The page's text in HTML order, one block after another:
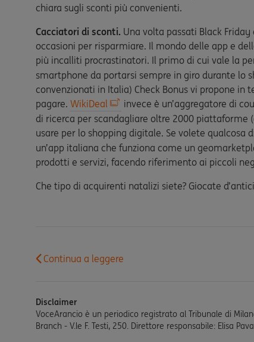
chiara sugli sconti più convenienti.
Cacciatori di sconti. Una volta passati Black
occasioni per risparmiare. Il mondo delle app e
più incalliti procrastinatori. Il primo di cui vale la
smartphone da portarsi sempre in giro durante lo
convenzionati in Italia) Check Bonus vi propone
pagare. WikiDeal
invece è un’aggregatore di
di ricerca per scandagliare oltre 2000 piattaforme
usare per lo shopping digitale. Se volete
un’app italiana che funziona come un
prodotti e servizi, facendo riferimento ai piccoli
Che tipo di acquirenti natalizi siete? Giocate
Continua a leggere
Disclaimer
VoceArancio è un periodico registrato al Tribunale di
Branch - V.le F. Testi, 250. Direttore responsabile: Elisa